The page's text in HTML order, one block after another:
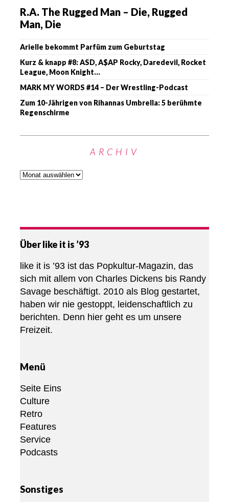
R.A. The Rugged Man – Die, Rugged
Man, Die
Arielle bekommt Parfüm zum Geburtstag
Kurz & knapp #8: ASD, A$AP Rocky, Daredevil, Rocket
League, Moon Knight…
MARK MY WORDS #14 – Der Wrestling-Podcast
Zum 10-Jährigen von Rihannas Umbrella: 5 berühmte
Regenschirme
ARCHIV
Über like it is ’93
like it is ’93 ist das Popkultur-Magazin, das
sich mit allem von Charles Dickens bis Randy
Savage beschäftigt. 2010 als Blog gestartet,
haben wir nie gestoppt, leidenschaftlich zu
berichten. Denn hier geht es um unsere
Freizeit.
Menü
Seite Eins
Culture
Retro
Features
Service
Podcasts
Sonstiges